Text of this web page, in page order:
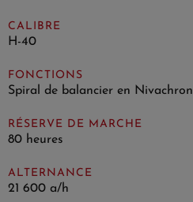
CALIBRE
H-40
FONCTIONS
Spiral de balancier en Nivachron
RÉSERVE DE MARCHE
80 heures
ALTERNANCE
21 600 a/h